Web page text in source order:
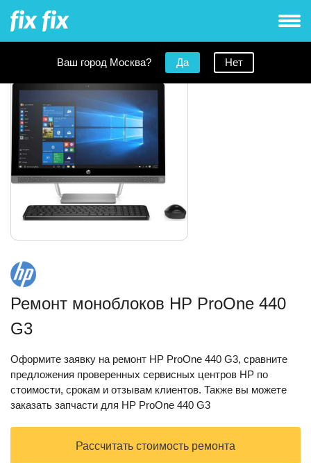
Ваш город Москва? Да Нет
Ремонт моноблоков HP ProOne 440
G3
Оформите заявку на ремонт HP ProOne 440 G3, сравните
предложения проверенных сервисных центров HP по
стоимости, срокам и отзывам клиентов. Также вы можете
заказать запчасти для HP ProOne 440 G3
Рассчитать стоимость ремонта